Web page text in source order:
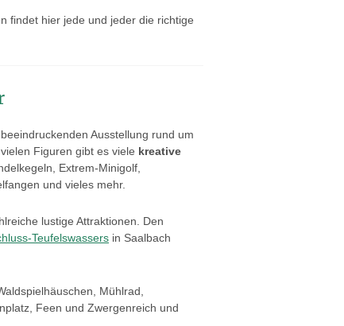
findet hier jede und jeder die richtige
Ausstellung rund um
Figuren gibt es viele kreative
Extrem-Minigolf,
und vieles mehr.
lustige Attraktionen. Den
Teufelswassers in Saalbach
Mühlrad,
Feen und Zwergenreich und